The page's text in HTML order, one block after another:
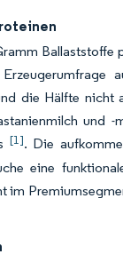
die Hälfte nicht
und
[1]. Die
eine